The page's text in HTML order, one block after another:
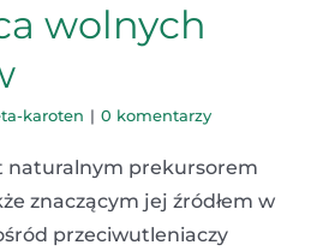
wolnych
karoten | 0 komentarzy
naturalnym prekursorem
znaczącym jej źródłem w
przeciwutleniaczy